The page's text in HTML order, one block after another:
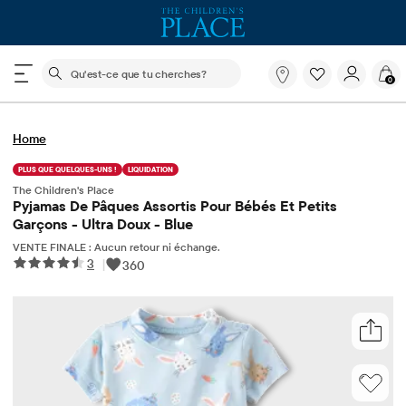
Le champ de recherche ci-dessous filtre les
Qu'est-
que
0
Home
PLUS QUE QUELQUES-UNS ! LIQUIDATION
The Children's Place
Pyjamas De Pâques Assortis Pour Bébés Et Petits
Garçons - Ultra Doux - Blue
VENTE FINALE : Aucun retour ni échange.
3 | 360